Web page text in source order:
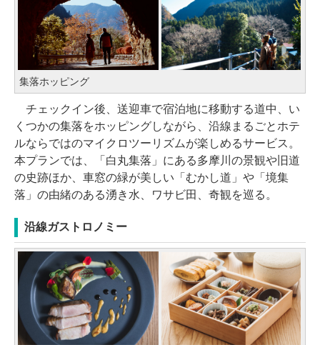
集落ホッピング
チェックイン後、送迎車で宿泊地に移動する道中、い
くつかの集落をホッピングしながら、沿線まるごとホテ
ルならではのマイクロツーリズムが楽しめるサービス。
本プランでは、「白丸集落」にある多摩川の景観や旧道
の史跡ほか、車窓の緑が美しい「むかし道」や「境集
落」の由緒のある湧き水、ワサビ田、奇観を巡る。
沿線ガストロノミー